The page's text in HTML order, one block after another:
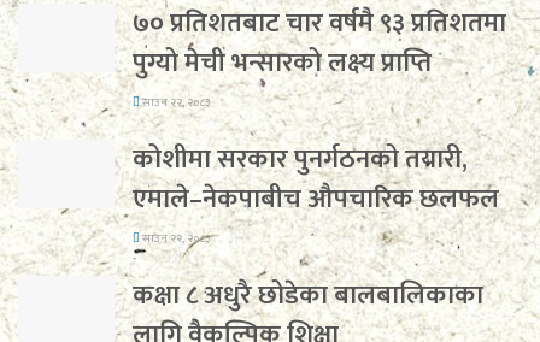
७० प्रतिशतबाट चार वर्षमै ९३ प्रतिशतमा
पुग्यो मेची भन्सारको लक्ष्य प्राप्ति
साउन २२, २०८३
कोशीमा सरकार पुनर्गठनको तयारी,
एमाले–नेकपाबीच औपचारिक छलफल
साउन २२, २०८३
कक्षा ८ अधुरै छोडेका बालबालिकाका